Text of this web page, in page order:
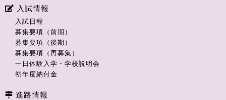
入試情報
入試日程
募集要項（前期）
募集要項（後期）
募集要項（再募集）
一日体験入学・学校説明会
初年度納付金
進路情報